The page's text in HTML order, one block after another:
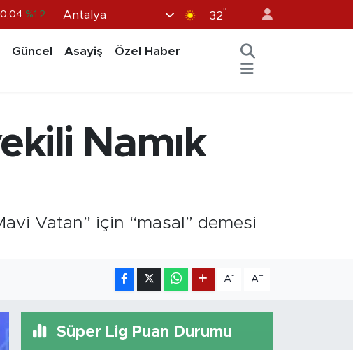
%1.2
%-19
Antalya 32°
Güncel Asayiş
Özel Haber
Namık
Vatan” için “masal” demesi
A- A+
Süper Lig Puan Durumu